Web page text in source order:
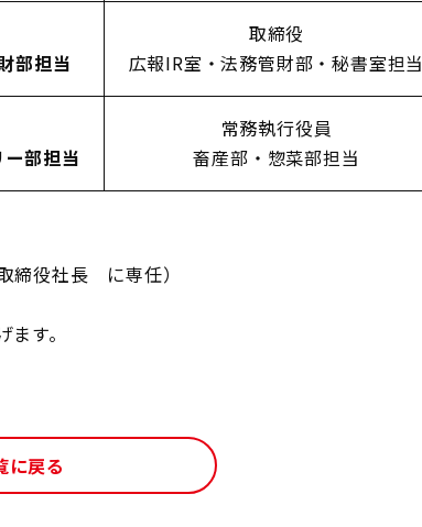
部担当
取締役
広報IR室・法務管財部・秘書室担当
部担当
常務執行役員
畜産部・惣菜部担当
締役社長 に専任）
す。
に戻る